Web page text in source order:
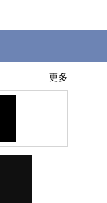
更多